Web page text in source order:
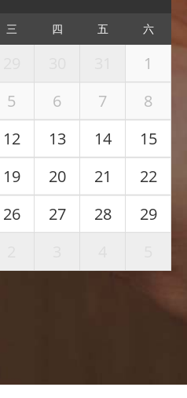
三 四 五 六
1
5 6 7
8
12 13 14
15
19 20 21
22
26 27 28
29